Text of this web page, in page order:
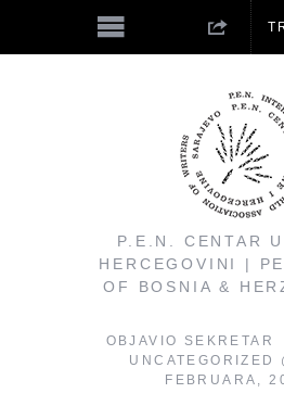
P.E.N. CENTAR
HERCEGOVINI |
OF BOSNIA &
OBJAVIO SEKRETAR
UNCATEGORIZED
FEBRUARA,